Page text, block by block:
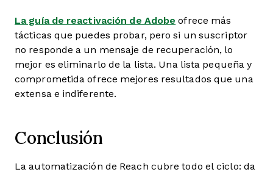
La guía de reactivación de Adobe ofrece más
tácticas que puedes probar, pero si un suscriptor
no responde a un mensaje de recuperación, lo
mejor es eliminarlo de la lista. Una lista pequeña y
comprometida ofrece mejores resultados que una
extensa e indiferente.
Conclusión
La automatización de Reach cubre todo el ciclo: da